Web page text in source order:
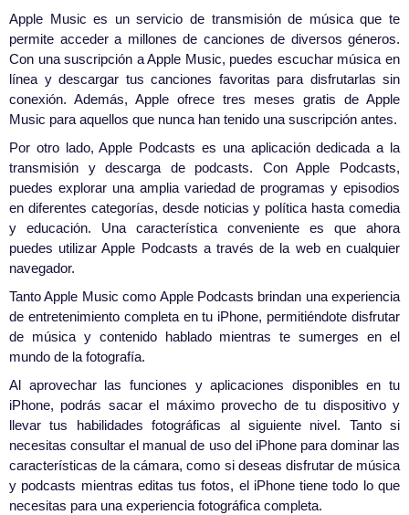
Apple Music es un servicio de transmisión de música que te
permite acceder a millones de canciones de diversos géneros.
Con una suscripción a Apple Music, puedes escuchar música en
línea y descargar tus canciones favoritas para disfrutarlas sin
conexión. Además, Apple ofrece tres meses gratis de Apple
Music para aquellos que nunca han tenido una suscripción antes.
Por otro lado, Apple Podcasts es una aplicación dedicada a la
transmisión y descarga de podcasts. Con Apple Podcasts,
puedes explorar una amplia variedad de programas y episodios
en diferentes categorías, desde noticias y política hasta comedia
y educación. Una característica conveniente es que ahora
puedes utilizar Apple Podcasts a través de la web en cualquier
navegador.
Tanto Apple Music como Apple Podcasts brindan una experiencia
de entretenimiento completa en tu iPhone, permitiéndote disfrutar
de música y contenido hablado mientras te sumerges en el
mundo de la fotografía.
Al aprovechar las funciones y aplicaciones disponibles en tu
iPhone, podrás sacar el máximo provecho de tu dispositivo y
llevar tus habilidades fotográficas al siguiente nivel. Tanto si
necesitas consultar el manual de uso del iPhone para dominar las
características de la cámara, como si deseas disfrutar de música
y podcasts mientras editas tus fotos, el iPhone tiene todo lo que
necesitas para una experiencia fotográfica completa.